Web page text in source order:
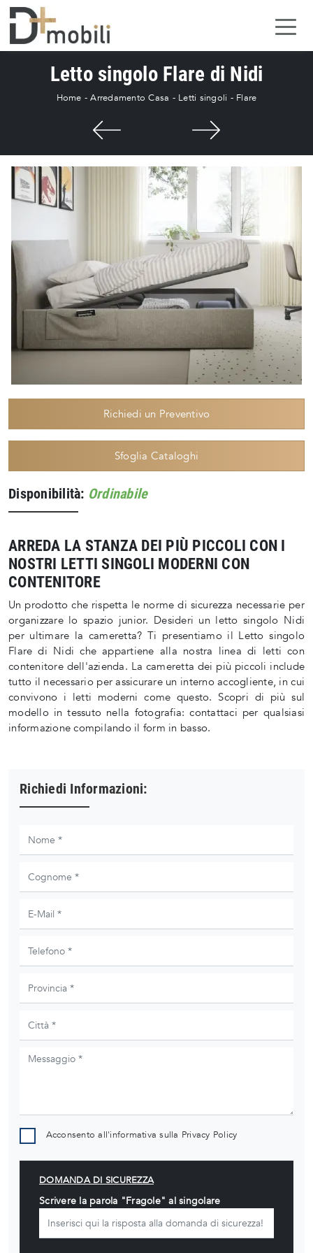
Letto singolo Flare di Nidi
Home -Arredamento Casa - Letti singoli - Flare
Richiedi un Preventivo
Sfoglia Cataloghi
Disponibilità: Ordinabile
ARREDA LA STANZA DEI PIÙ PICCOLI CON I
NOSTRI LETTI SINGOLI MODERNI CON
CONTENITORE
Un prodotto che rispetta le norme di sicurezza necessarie per
organizzare lo spazio junior. Desideri un letto singolo Nidi
per ultimare la cameretta? Ti presentiamo il Letto singolo
Flare di Nidi che appartiene alla nostra linea di letti con
contenitore dell'azienda. La cameretta dei più piccoli include
tutto il necessario per assicurare un interno accogliente, in cui
convivono i letti moderni come questo. Scopri di più sul
modello in tessuto nella fotografia: contattaci per qualsiasi
informazione compilando il form in basso.
Richiedi Informazioni:
Acconsento all'informativa sulla Privacy Policy
DOMANDA DI SICUREZZA
Scrivere la parola "Fragole" al singolare